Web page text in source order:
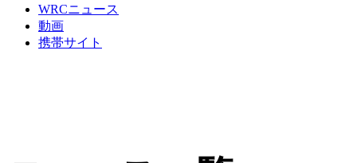
WRCニュース
動画
携帯サイト